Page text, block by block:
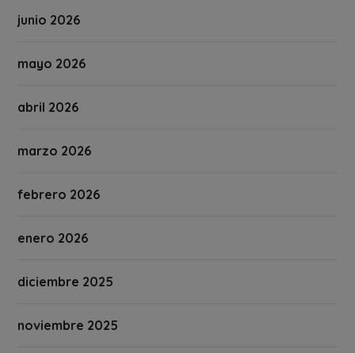
junio 2026
mayo 2026
abril 2026
marzo 2026
febrero 2026
enero 2026
diciembre 2025
noviembre 2025